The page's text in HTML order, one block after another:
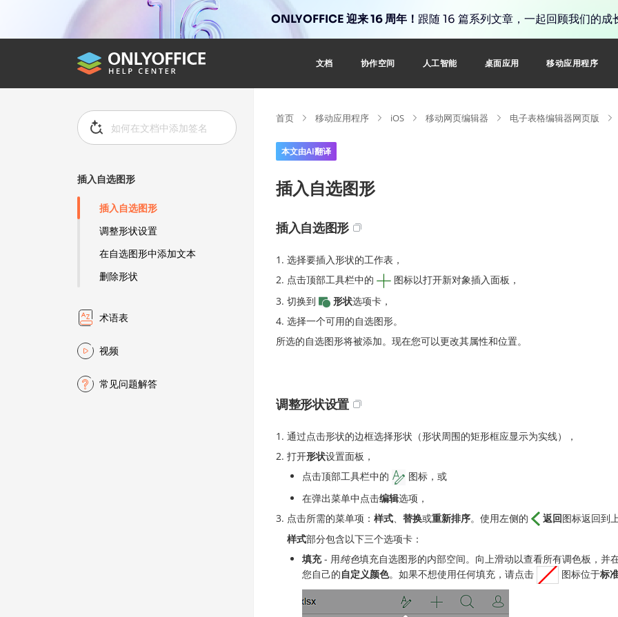
ONLYOFFICE 迎来 16 周年！ 跟随 16 篇系列文章，一起回顾我们的成
文档 协作空间 人工智能 桌面应用 移动应用程序
插入自选图形
插入自选图形
调整形状设置
在自选图形中添加文本
删除形状
术语表
视频
常见问题解答
首页 移动应用程序 iOS 移动网页编辑器 电子表格编辑器网页版
本文由AI翻译
插入自选图形
插入自选图形
选择要插入形状的工作表，
点击顶部工具栏中的
图标以打开新对象插入面板，
切换到
形状选项卡，
选择一个可用的自选图形。
所选的自选图形将被添加。现在您可以更改其属性和位置。
调整形状设置
通过点击形状的边框选择形状（形状周围的矩形框应显示为实线），
打开形状设置面板，
点击顶部工具栏中的
图标，或
在弹出菜单中点击编辑选项，
点击所需的菜单项： 样式 替换或重新排序。使用左侧的 返回图标返回到
样式部分包含以下三个选项卡：
填充- 用纯色填充自选图形的内部空间。向上滑动以查看所有调色板，并
您自己的自定义颜色。如果不想使用任何填充，请点击 图标位于标